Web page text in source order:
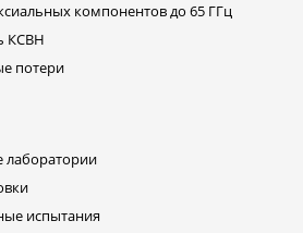
компонентов до 65 ГГц
КСВН
потери
лаборатории
испытания